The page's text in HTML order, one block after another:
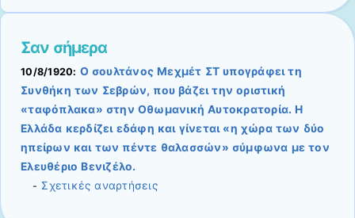
Σαν σήμερα
10/8/1920: Ο σουλτάνος Μεχμέτ ΣΤ υπογράφει τη
Συνθήκη των Σεβρών, που βάζει την οριστική
«ταφόπλακα» στην Οθωμανική Αυτοκρατορία. Η
Ελλάδα κερδίζει εδάφη και γίνεται «η χώρα των δύο
ηπείρων και των πέντε θαλασσών» σύμφωνα με τον
Ελευθέριο Βενιζέλο.
- Σχετικές αναρτήσεις